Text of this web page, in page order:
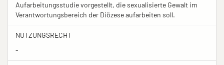
Aufarbeitungsstudie vorgestellt, die sexualisierte Gewalt im
Verantwortungsbereich der Diözese aufarbeiten soll.
NUTZUNGSRECHT
-